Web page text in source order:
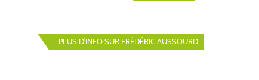
PLUS D'INFO SUR FRÉDÉRIC AUSSOURD